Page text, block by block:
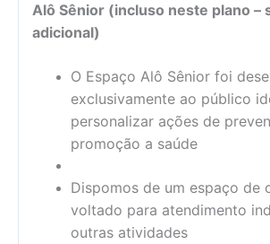
Alô Sênior (incluso neste plano –
adicional)
O Espaço Alô Sênior foi
exclusivamente ao público
personalizar ações de
promoção a saúde
Dispomos de um espaço de
voltado para atendimento
outras atividades